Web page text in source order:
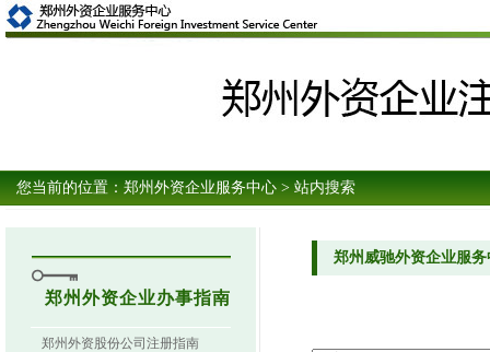
您当前的位置： 郑州外资企业服务中心 > 站内搜索
郑州外资企业办事指南
郑州外资股份公司注册指南
郑州威驰外资企业服